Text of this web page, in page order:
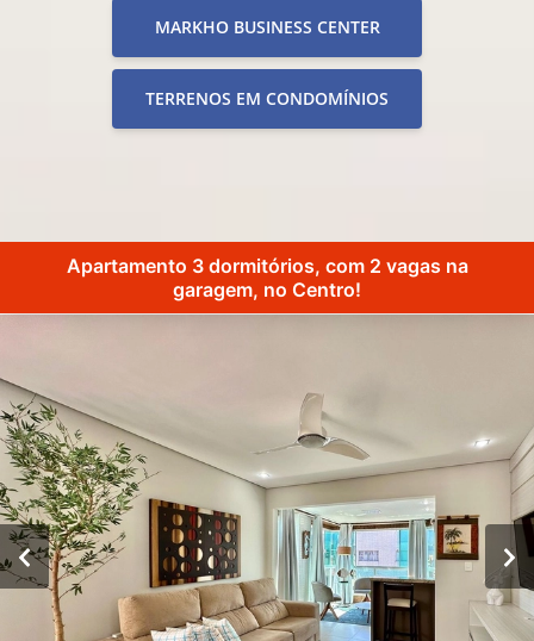
MARKHO BUSINESS CENTER
TERRENOS EM CONDOMÍNIOS
Apartamento 3 dormitórios, com 2 vagas na
garagem, no Centro!